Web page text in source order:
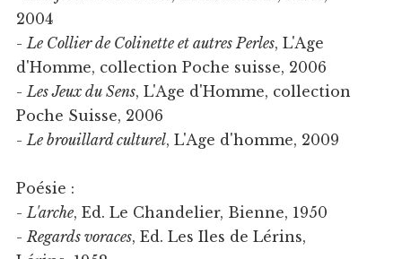
2004
- Le Collier de Colinette et autres Perles, L'Age
d'Homme, collection Poche suisse, 2006
- Les Jeux du Sens, L'Age d'Homme, collection
Poche Suisse, 2006
- Le brouillard culturel, L'Age d'homme, 2009
Poésie :
- L'arche, Ed. Le Chandelier, Bienne, 1950
- Regards voraces, Ed. Les Iles de Lérins,